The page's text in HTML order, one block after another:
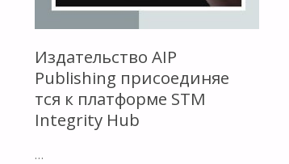
РЕГУЛИРОВАТЬ
ИИ"
Издательство AIP
Publishing присоединяе
тся к платформе STM
Integrity Hub
…